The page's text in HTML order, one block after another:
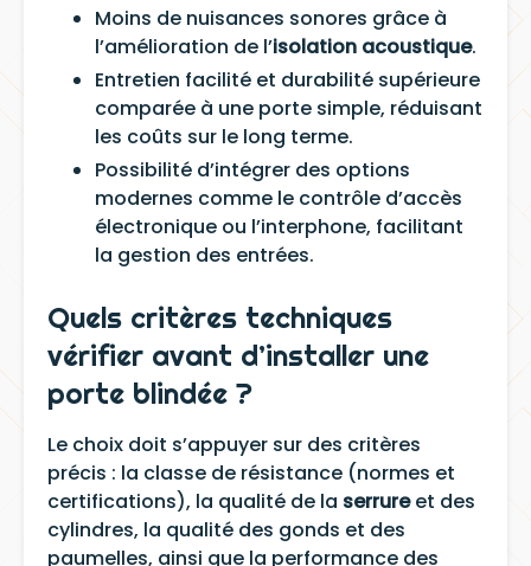
Moins de nuisances sonores grâce à
l’amélioration de l’isolation acoustique.
Entretien facilité et durabilité supérieure
comparée à une porte simple, réduisant
les coûts sur le long terme.
Possibilité d’intégrer des options
modernes comme le contrôle d’accès
électronique ou l’interphone, facilitant
la gestion des entrées.
Quels critères techniques
vérifier avant d’installer une
porte blindée ?
Le choix doit s’appuyer sur des critères
précis : la classe de résistance (normes et
certifications), la qualité de la serrureet des
cylindres, la qualité des gonds et des
paumelles, ainsi que la performance des